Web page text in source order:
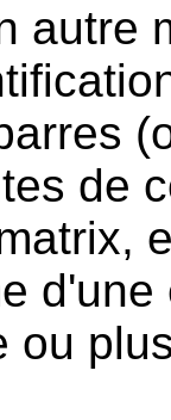
autre
de
ou